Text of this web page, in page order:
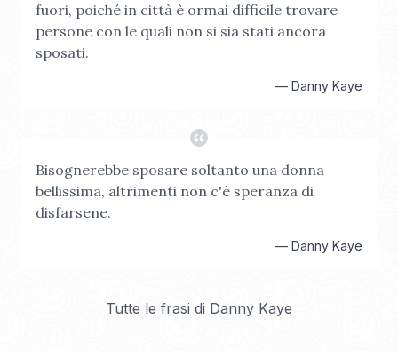
fuori, poiché in città è ormai difficile trovare
persone con le quali non si sia stati ancora
sposati.
— Danny Kaye
Bisognerebbe sposare soltanto una donna
bellissima, altrimenti non c'è speranza di
disfarsene.
— Danny Kaye
Tutte le frasi di Danny Kaye